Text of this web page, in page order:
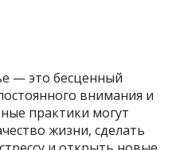
— это бесценный
внимания и
практики могут
жизни, сделать